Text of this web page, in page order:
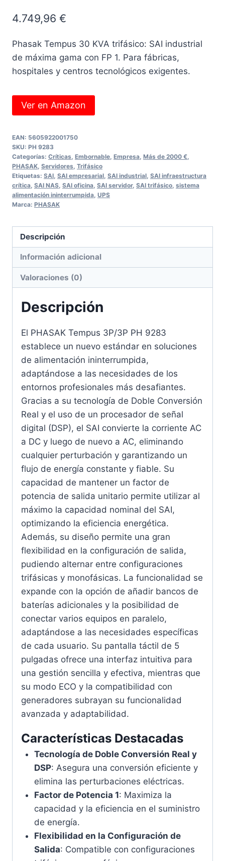
4.749,96 €
Phasak Tempus 30 KVA trifásico: SAI industrial
de máxima gama con FP 1. Para fábricas,
hospitales y centros tecnológicos exigentes.
Ver en Amazon
EAN: 5605922001750
SKU: PH 9283
Categorías: Críticas, Embornable, Empresa, Más de 2000 €,
PHASAK, Servidores, Trifásico
Etiquetas: SAI, SAI empresarial, SAI industrial, SAI infraestructura
crítica, SAI NAS, SAI oficina, SAI servidor, SAI trifásico, sistema
alimentación ininterrumpida, UPS
Marca: PHASAK
Descripción
Información adicional
Valoraciones (0)
Descripción
El PHASAK Tempus 3P/3P PH 9283
establece un nuevo estándar en soluciones
de alimentación ininterrumpida,
adaptándose a las necesidades de los
entornos profesionales más desafiantes.
Gracias a su tecnología de Doble Conversión
Real y el uso de un procesador de señal
digital (DSP), el SAI convierte la corriente AC
a DC y luego de nuevo a AC, eliminando
cualquier perturbación y garantizando un
flujo de energía constante y fiable. Su
capacidad de mantener un factor de
potencia de salida unitario permite utilizar al
máximo la capacidad nominal del SAI,
optimizando la eficiencia energética.
Además, su diseño permite una gran
flexibilidad en la configuración de salida,
pudiendo alternar entre configuraciones
trifásicas y monofásicas. La funcionalidad se
expande con la opción de añadir bancos de
baterías adicionales y la posibilidad de
conectar varios equipos en paralelo,
adaptándose a las necesidades específicas
de cada usuario. Su pantalla táctil de 5
pulgadas ofrece una interfaz intuitiva para
una gestión sencilla y efectiva, mientras que
su modo ECO y la compatibilidad con
generadores subrayan su funcionalidad
avanzada y adaptabilidad.
Características Destacadas
Tecnología de Doble Conversión Real y
DSP: Asegura una conversión eficiente y
elimina las perturbaciones eléctricas.
Factor de Potencia 1: Maximiza la
capacidad y la eficiencia en el suministro
de energía.
Flexibilidad en la Configuración de
Salida: Compatible con configuraciones